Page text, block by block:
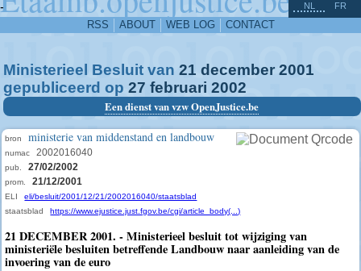
-
RSS ABOUT WEB LOG CONTACT
NL FR
Ministerieel Besluit van 21 december 2001
gepubliceerd op 27 februari 2002
Een dienst van vzw OpenJustice.be
bron ministerie van middenstand en landbouw
numac 2002016040
pub. 27/02/2002
prom. 21/12/2001
ELI
eli/besluit/2001/12/21/2002016040/staatsblad
staatsblad
https://www.ejustice.just.fgov.be/cgi/article_body(...)
21 DECEMBER 2001. - Ministerieel besluit tot wijziging van
ministeriële besluiten betreffende Landbouw naar aanleiding van de
invoering van de euro
^